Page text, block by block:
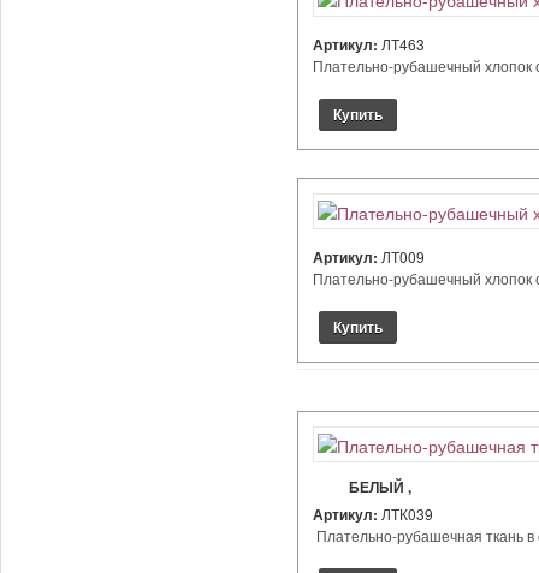
Артикул: ЛТ463
Плательно-рубашечный хлопок
Артикул: ЛТ009
Плательно-рубашечный хлопок
БЕЛЫЙ ,
Артикул: ЛТК039
Плательно-рубашечная ткань в